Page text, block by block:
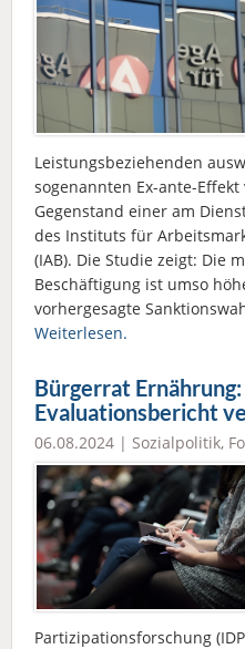
Leistungsbeziehenden
sogenannten Ex-ante-
Gegenstand einer am
des Instituts für
(IAB). Die Studie zeigt: Die
Beschäftigung ist umso
vorhergesagte
Weiterlesen.
Bürgerrat
Evaluationsbericht
06.08.2024 | Sozialpolitik,
Partizipationsforschung